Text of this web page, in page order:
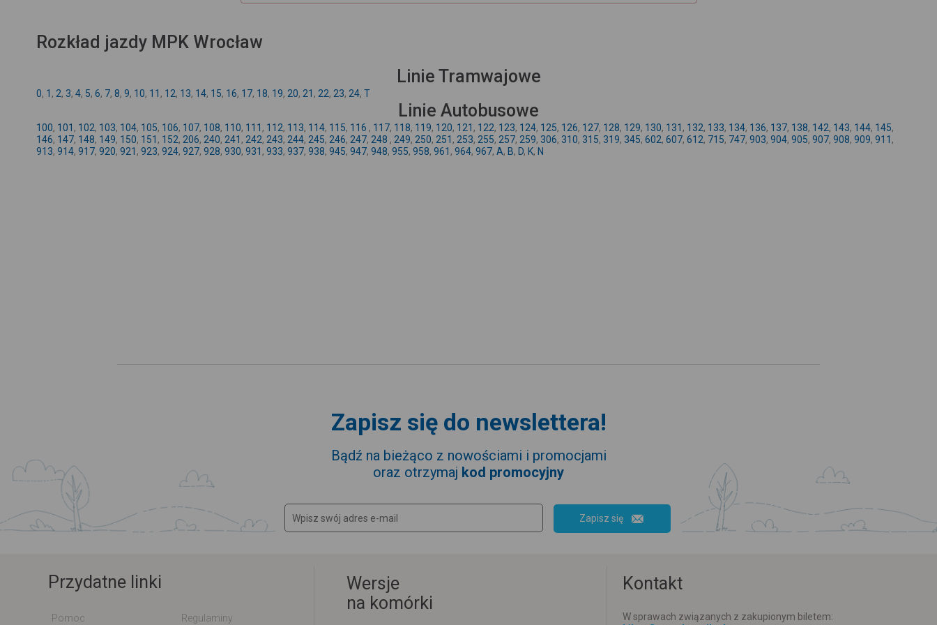
Rozkład jazdy MPK Wrocław
Linie Tramwajowe
0, 1 , 2, 3, 4, 5, 6, 7, 8, 9, 10, 11 , 12, 13, 14, 15, 16, 17, 18, 19, 20, 21 , 22, 23, 24, T
Linie Autobusowe
100, 101 , 102, 103, 104, 105, 106, 107, 108, 110, 111 , 112, 113, 114, 115, 116 , 117, 118, 119, 120, 121 , 122, 123, 124, 125, 126, 127, 128, 129, 130, 131 , 132, 133, 134, 136, 137, 138, 142, 143, 144, 145,
146, 147, 148, 149, 150, 151 , 152, 206, 240, 241 , 242, 243, 244, 245, 246, 247, 248 , 249, 250, 251 , 253, 255, 257, 259, 306, 310, 315, 319, 345, 602, 607, 612, 715, 747, 903, 904, 905, 907, 908, 909, 911 ,
913, 914, 917, 920, 921 , 923, 924, 927, 928, 930, 931 , 933, 937, 938, 945, 947, 948, 955, 958, 961 , 964, 967, A, B, D, K, N
Zapisz się do newslettera!
Bądź na bieżąco z nowościami i promocjami
oraz otrzymaj kod promocyjny
Zapisz się
Przydatne linki
Pomoc Regulaminy
Wersje
na komórki
Kontakt
W sprawach związanych z zakupionym biletem: